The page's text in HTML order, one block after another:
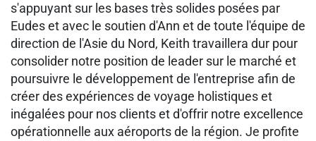
s'appuyant sur les bases très solides posées par
Eudes et avec le soutien d'Ann et de toute l'équipe de
direction de l'Asie du Nord, Keith travaillera dur pour
consolider notre position de leader sur le marché et
poursuivre le développement de l'entreprise afin de
créer des expériences de voyage holistiques et
inégalées pour nos clients et d'offrir notre excellence
opérationnelle aux aéroports de la région. Je profite